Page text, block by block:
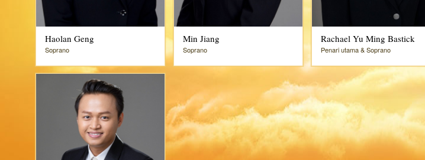
Haolan Geng
Soprano
Min Jiang
Soprano
Rachael Yu Ming Bastick
Penari utama & Soprano